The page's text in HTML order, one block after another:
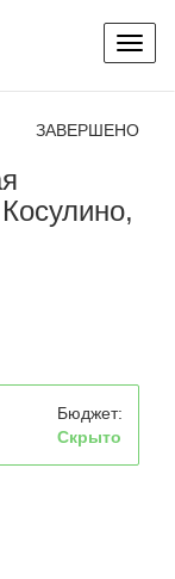
ЗАВЕРШЕНО
Бюджет:
Скрыто